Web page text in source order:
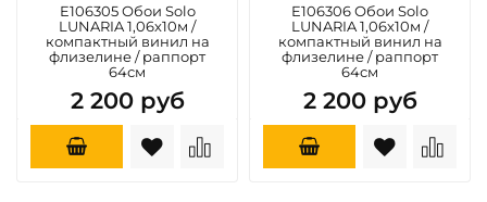
E106305 Обои Solo
LUNARIA 1,06х10м /
компактный винил на
флизелине / раппорт
64см
2 200 руб
E106306 Обои Solo
LUNARIA 1,06х10м /
компактный винил на
флизелине / раппорт
64см
2 200 руб